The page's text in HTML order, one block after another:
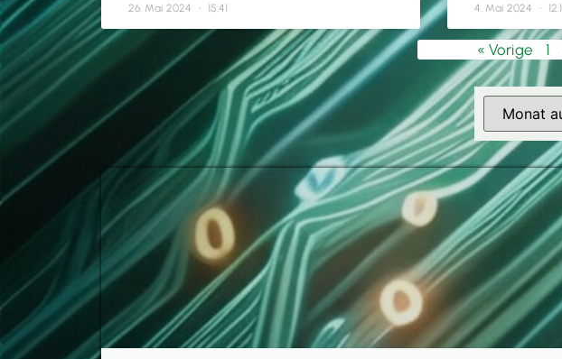
26. Mai 2024 15:41 4. Mai 2024
« Vorige 1